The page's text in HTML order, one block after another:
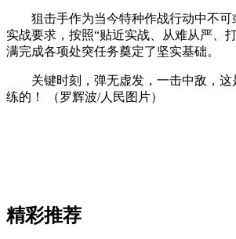
狙击手作为当今特种作战行动中不可
实战要求，按照“贴近实战、从难从严、
满完成各项处突任务奠定了坚实基础。
关键时刻，弹无虚发，一击中敌，这
练的！ （罗辉波/人民图片）
精彩推荐